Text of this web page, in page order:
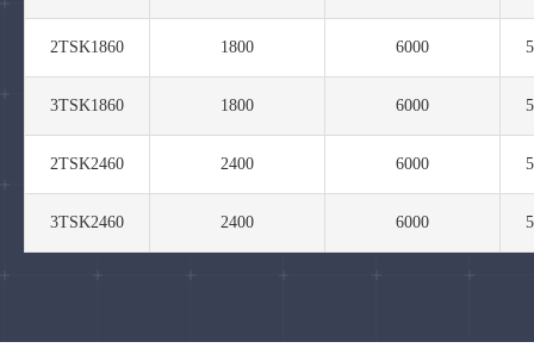
2TSK1860 1800 6000
3TSK1860 1800 6000
2TSK2460 2400 6000
3TSK2460 2400 6000